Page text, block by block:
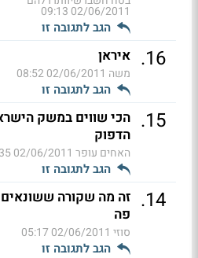
02/06/2011 09:13
הגב לתגובה זו
16
. איראן
משה 02/06/2011 08:52
הגב לתגובה זו
15
. הכי שווים במשק
הדפוק
האחים עופר 02/06/2011 06:35
הגב לתגובה זו
14
. זה מה שקורה
פה
סוזי 02/06/2011 05:17
הגב לתגובה זו